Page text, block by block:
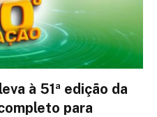
à 51ª edição da
para